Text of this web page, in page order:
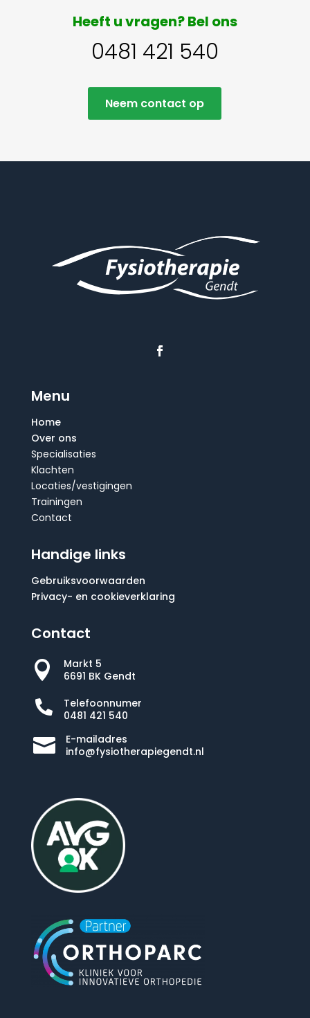
Heeft u vragen? Bel ons
0481 421 540
Neem contact op
Menu
Home
Over ons
Specialisaties
Klachten
Locaties/vestigingen
Trainingen
Contact
Handige links
Gebruiksvoorwaarden
Privacy- en cookieverklaring
Contact

Markt 5
6691 BK Gendt

Telefoonnumer
0481 421 540

E-mailadres
info@fysiotherapiegendt.nl